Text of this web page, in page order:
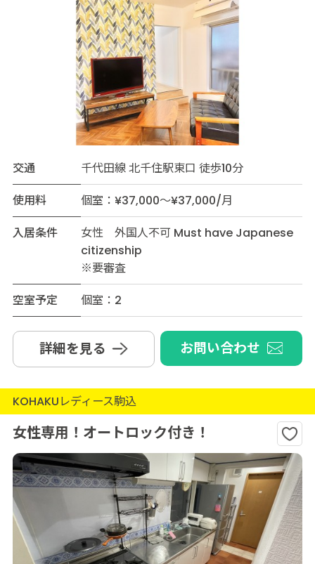
交通
千代田線 北千住駅東口 徒歩10分
使用料
個室：¥37,000～¥37,000/月
入居条件
女性 外国人不可 Must have Japanese
citizenship
※要審査
空室予定
個室：2
詳細を見る お問い合わせ
KOHAKUレディース駒込
女性専用！オートロック付き！